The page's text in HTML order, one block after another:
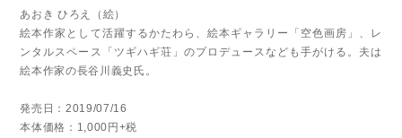
あおき ひろえ（絵）
絵本作家として活躍するかたわら、絵本ギャラリー「空色画房」、レ
ンタルスペース「ツギハギ荘」のプロデュースなども手がける。夫は
絵本作家の長谷川義史氏。
発売日：2019/07/16
本体価格：1,000円+税